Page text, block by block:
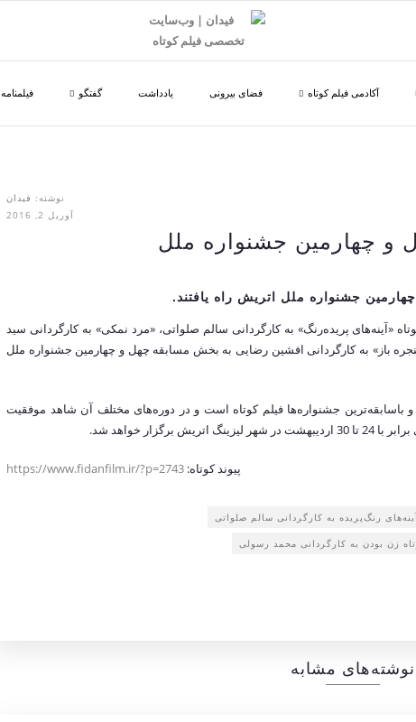
آکادمی فیلم کوتاه فضای بیرونی یادداشت گفتگو فیلمنامه
نوشته: فیدان
آوریل 2, 2016
و چهارمین جشنواره ملل
جشنواره ملل اتریش راه یافتند.
«آینه‌های پریده‌رنگ» به کارگردانی سالم صلواتی، «مرد نمکی» به کارگردانی سید
باز» به کارگردانی افشین رضایی به بخش مسابقه چهل و چهارمین جشنواره ملل
باسابقه‌ترین جشنواره‌ها فیلم کوتاه است و در دوره‌های مختلف آن شاهد موفقیت
پیوند کوتاه: https://www.fidanfilm.ir/?p=2743
رنگ‌پریده به کارگردانی سالم صلواتی
زن بودن به کارگردانی محمد رسولی
نوشته‌های مشابه